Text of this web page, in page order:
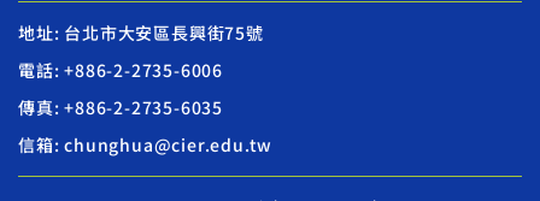
地址: 台北市大安區長興街75號
電話: +886-2-2735-6006
傳真: +886-2-2735-6035
信箱: chunghua@cier.edu.tw